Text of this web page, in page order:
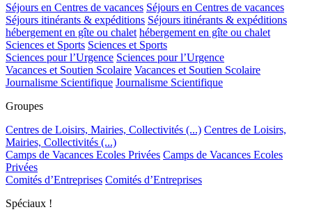
Séjours en Centres de vacances Séjours en Centres de vacances
Séjours itinérants & expéditions Séjours itinérants & expéditions
hébergement en gîte ou chalet hébergement en gîte ou chalet
Sciences et Sports Sciences et Sports
Sciences pour l’Urgence Sciences pour l’Urgence
Vacances et Soutien Scolaire Vacances et Soutien Scolaire
Journalisme Scientifique Journalisme Scientifique
Groupes
Centres de Loisirs, Mairies, Collectivités (...) Centres de Loisirs,
Mairies, Collectivités (...)
Camps de Vacances Ecoles Privées Camps de Vacances Ecoles
Privées
Comités d’Entreprises Comités d’Entreprises
Spéciaux !